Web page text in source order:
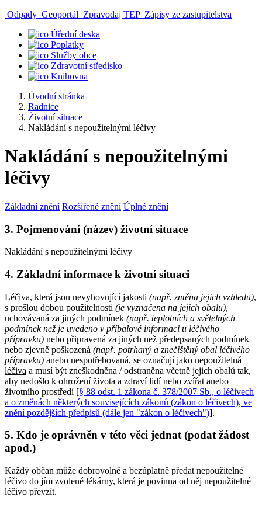
Odpady Geoportál Zpravodaj TEP Zápisy ze zastupitelstva
Úřední deska
Poplatky
Služby obce
Zdravotní středisko
Knihovna
Úvodní stránka
Radnice
Životní situace
Nakládání s nepoužitelnými léčivy
Nakládání s nepoužitelnými
léčivy
Základní znění Rozšířené znění Úplné znění
3. Pojmenování (název) životní situace
Nakládání s nepoužitelnými léčivy
4. Základní informace k životní situaci
Léčiva, která jsou nevyhovující jakosti (např. změna jejich vzhledu),
s prošlou dobou použitelnosti (je vyznačena na jejich obalu),
uchovávaná za jiných podmínek (např. teplotních a světelných
podmínek než je uvedeno v příbalové informaci u léčivého
přípravku) nebo připravená za jiných než předepsaných podmínek
nebo zjevně poškozená (např. potrhaný a znečištěný obal léčivého
přípravku) anebo nespotřebovaná, se označují jako nepoužitelná
léčiva a musí být zneškodněna / odstraněna včetně jejich obalů tak,
aby nedošlo k ohrožení života a zdraví lidí nebo zvířat anebo
životního prostředí [§ 88 odst. 1 zákona č. 378/2007 Sb., o léčivech
a o změnách některých souvisejících zákonů (zákon o léčivech), ve
znění pozdějších předpisů (dále jen "zákon o léčivech")].
5. Kdo je oprávněn v této věci jednat (podat žádost
apod.)
Každý občan může dobrovolně a bezúplatně předat nepoužitelné
léčivo do jím zvolené lékárny, která je povinna od něj nepoužitelné
léčivo převzít.